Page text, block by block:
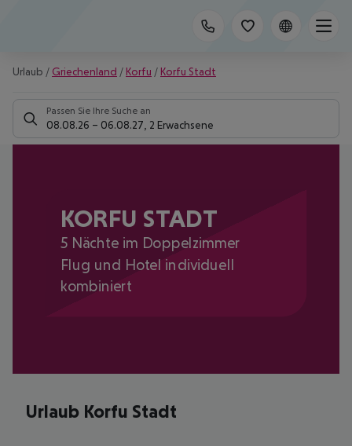
Urlaub / Griechenland / Korfu / Korfu Stadt
Passen Sie Ihre Suche an
08.08.26 – 06.08.27 2 Erwachsene
KORFU STADT
5 Nächte im Doppelzimmer
Flug und Hotel individuell
kombiniert
Urlaub Korfu Stadt